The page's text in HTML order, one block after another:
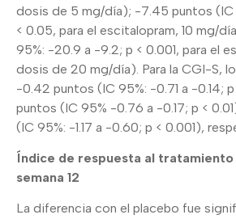
dosis de 5 mg/día); -7.45 puntos (IC
< 0.05, para el escitalopram, 10 mg/
95%: -20.9 a -9.2; p < 0.001, para el
dosis de 20 mg/día). Para la CGI-S,
-0.42 puntos (IC 95%: -0.71 a -0.14;
puntos (IC 95% -0.76 a -0.17; p <
(IC 95%: -1.17 a -0.60; p < 0.001),
Índice de respuesta al tratamiento
semana 12
La diferencia con el placebo fue